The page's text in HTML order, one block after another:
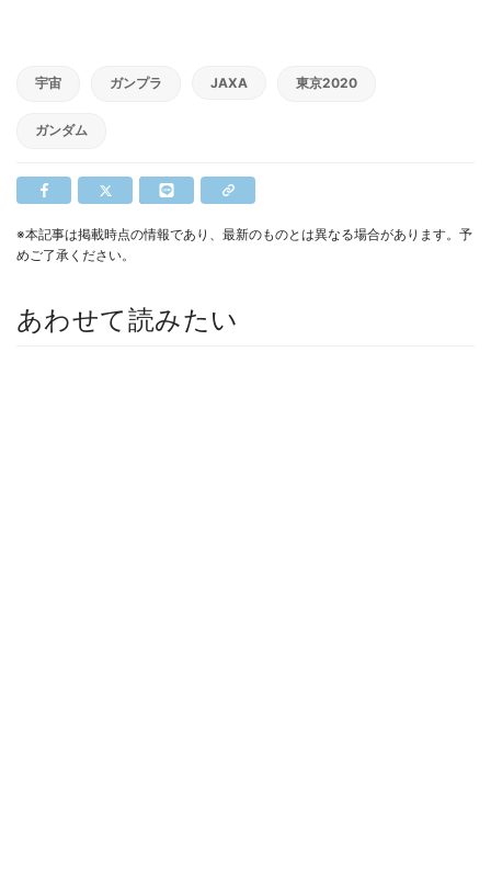
宇宙 ガンプラ JAXA 東京2020
ガンダム
※本記事は掲載時点の情報であり、最新のものとは異なる場合があります。予
めご了承ください。
あわせて読みたい